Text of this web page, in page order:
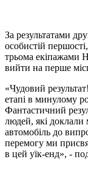
За результатами
особистій
трьома екіпажами
вийти на перше
«Чудовий
етапі в минулому
Фантастичний
людей, які
автомобіль до
перемогу ми
в цей уїк-енд», -